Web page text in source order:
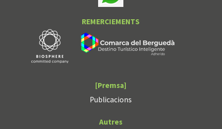
REMERCIEMENTS
[Premsa]
Publicacions
Autres